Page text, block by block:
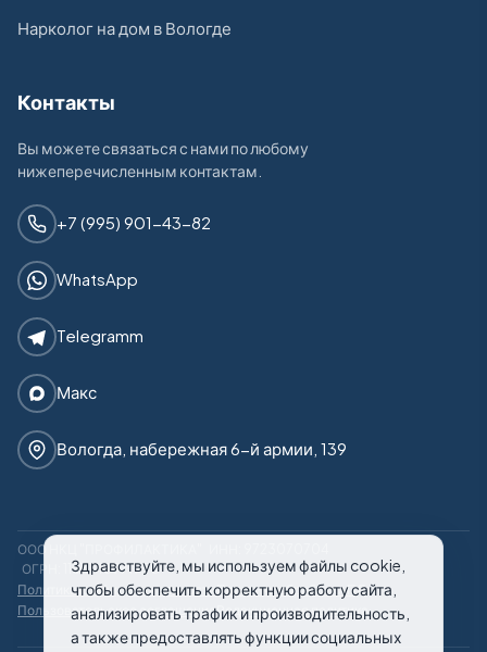
Нарколог на дом в Вологде
Контакты
Вы можете связаться с нами по любому
нижеперечисленным контактам.
+7 (995) 901-43-82
WhatsApp
Telegramm
Макс
Вологда, набережная 6-й армии, 139
ООО НКЦ "ПРОФИЛАКТИКА"
ОГРН: 1187746971950
Политика конфиденциальностиПолитика обработки ПД
Пользовательское соглашениеРедакционная политика
Здравствуйте, мы используем файлы cookie,
чтобы обеспечить корректную работу сайта,
анализировать трафик и производительность,
а также предоставлять функции социальных